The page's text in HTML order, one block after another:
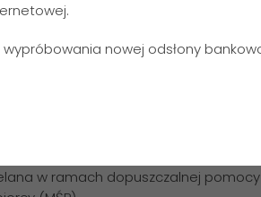
w ramach dopuszczalnej
nowej odsłony